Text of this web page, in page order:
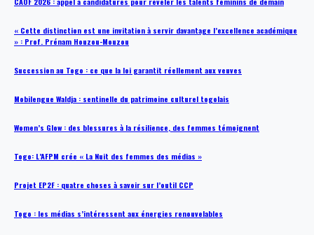
« Cette distinction est une invitation à servir davantage l’excellence académique
» : Prof. Prénam Houzou-Mouzou
Succession au Togo : ce que la loi garantit réellement aux veuves
Mobilengue Waldja : sentinelle du patrimoine culturel togolais
Women’s Glow : des blessures à la résilience, des femmes témoignent
Togo: L’AFPM crée « La Nuit des femmes des médias »
Projet EP2F : quatre choses à savoir sur l’outil CCP
Togo : les médias s’intéressent aux énergies renouvelables